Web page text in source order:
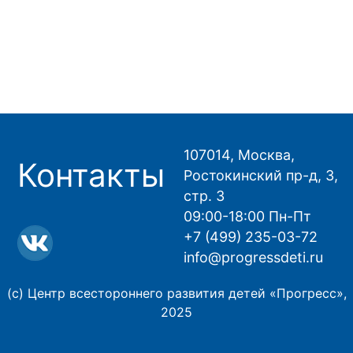
Контакты
107014, Москва,
Ростокинский пр-д, 3,
стр. 3
09:00-18:00 Пн-Пт
+7 (499) 235-03-72
info@progressdeti.ru
(с) Центр всестороннего развития детей «Прогресс»,
2025